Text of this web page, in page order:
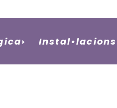
Instal•lacions